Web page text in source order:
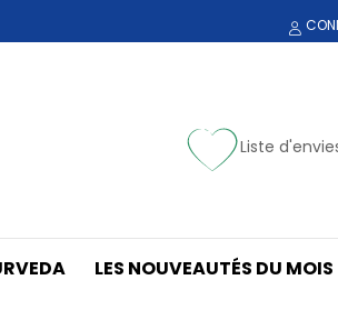
Liste
LES NOUVEAUTÉS DU MOIS